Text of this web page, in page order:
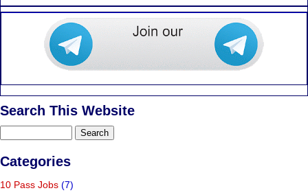
Search This Website
Categories
10 Pass Jobs (7)